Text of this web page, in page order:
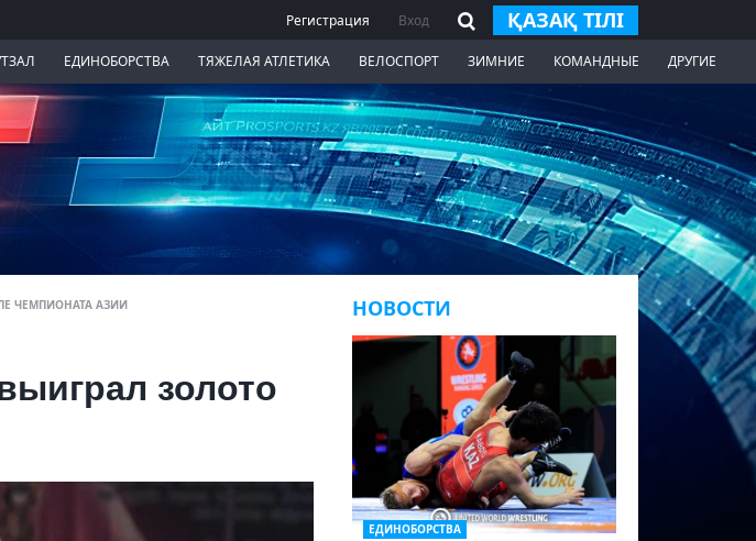
Регистрация Вход ҚАЗАҚ ТІЛІ
ЕДИНОБОРСТВА ТЯЖЕЛАЯ АТЛЕТИКА ВЕЛОСПОРТ ЗИМНИЕ КОМАНДНЫЕ ДРУГИЕ
ЧЕМПИОНАТА АЗИИ
золото
НОВОСТИ
ЕДИНОБОРСТВА